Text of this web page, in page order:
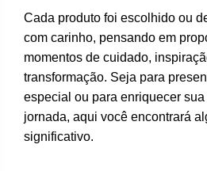
Cada produto foi escolhido ou
com carinho, pensando em
momentos de cuidado,
transformação. Seja para
especial ou para enriquecer sua
jornada, aqui você encontrará
significativo.